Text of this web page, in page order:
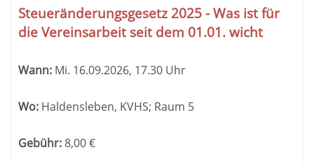
Steueränderungsgesetz 2025 - Was ist für
die Vereinsarbeit seit dem 01.01. wicht
Wann: Mi. 16.09.2026, 17.30 Uhr
Wo: Haldensleben, KVHS; Raum 5
Gebühr:8,00€